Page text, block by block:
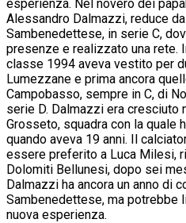
esperienza. Nel novero dei
Alessandro Dalmazzi, reduce
Sambenedettese, in serie C,
presenze e realizzato una rete.
classe 1994 aveva vestito per
Lumezzane e prima ancora
Campobasso, sempre in C, di
serie D. Dalmazzi era
Grosseto, squadra con la quale
quando aveva 19 anni. Il
essere preferito a Luca Milesi,
Dolomiti Bellunesi, dopo sei
Dalmazzi ha ancora un anno di
Sambenedettese, ma potrebbe
nuova esperienza.